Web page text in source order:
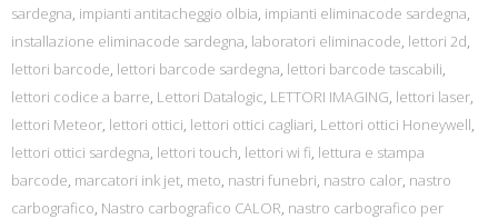
sardegna, impianti antitacheggio olbia, impianti eliminacode sardegna,
installazione eliminacode sardegna, laboratori eliminacode, lettori 2d,
lettori barcode, lettori barcode sardegna, lettori barcode tascabili,
lettori codice a barre, Lettori Datalogic, LETTORI IMAGING, lettori laser,
lettori Meteor, lettori ottici, lettori ottici cagliari, Lettori ottici Honeywell,
lettori ottici sardegna, lettori touch, lettori wi fi, lettura e stampa
barcode, marcatori ink jet, meto, nastri funebri, nastro calor, nastro
carbografico, Nastro carbografico CALOR, nastro carbografico per